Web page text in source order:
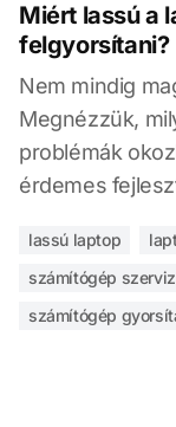
Miért lassú a
felgyorsítani?
Nem mindig
Megnézzük,
problémák
érdemes
lassú laptop
számítógép szerviz
számítógép